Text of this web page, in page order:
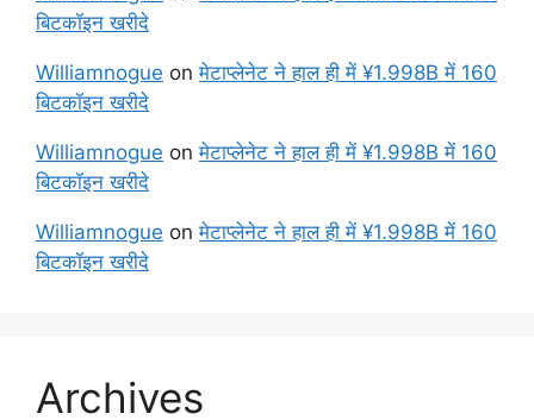
बिटकॉइन खरीदे
Williamnogue onमेटाप्लेनेट ने हाल ही में ¥1.998B में 160
बिटकॉइन खरीदे
Williamnogue onमेटाप्लेनेट ने हाल ही में ¥1.998B में 160
बिटकॉइन खरीदे
Williamnogue onमेटाप्लेनेट ने हाल ही में ¥1.998B में 160
बिटकॉइन खरीदे
Archives